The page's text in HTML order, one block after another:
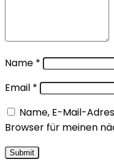
Name *
Email *
Name, E-Mail-
Browser für meinen